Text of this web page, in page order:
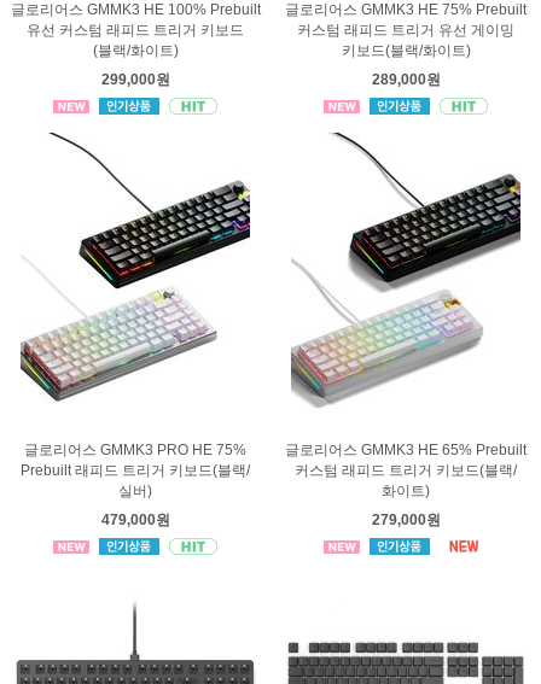
글로리어스 GMMK3 HE 100% Prebuilt
유선 커스텀 래피드 트리거 키보드
(블랙/화이트)
299,000원
글로리어스 GMMK3 HE 75% Prebuilt
커스텀 래피드 트리거 유선 게이밍
키보드(블랙/화이트)
289,000원
글로리어스 GMMK3 PRO HE 75%
Prebuilt 래피드 트리거 키보드(블랙/
실버)
479,000원
글로리어스 GMMK3 HE 65% Prebuilt
커스텀 래피드 트리거 키보드(블랙/
화이트)
279,000원